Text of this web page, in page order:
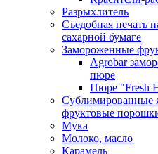
Разрыхлитель
Съедобная печать
сахарной бумаге
Замороженные
Agrobar
пюре
Пюре "Fresh
Сублимированные
фруктовые
Мука
Молоко, масло
Карамель